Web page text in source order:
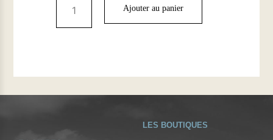
Ajouter au panier
LES BOUTIQUES